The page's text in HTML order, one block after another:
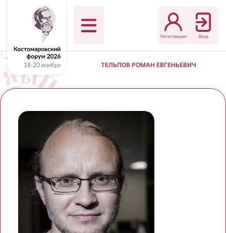
Регистрация Вход
ТЕЛЬПОВ РОМАН ЕВГЕНЬЕВИЧ